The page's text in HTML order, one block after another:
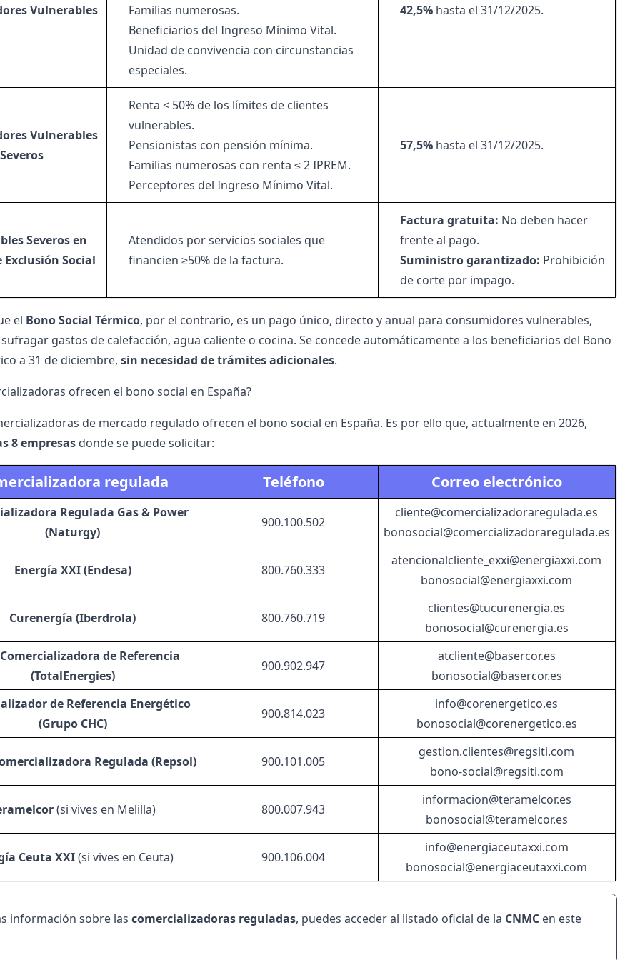
Vulnerables
Familias numerosas.
Beneficiarios del Ingreso Mínimo Vital.
Unidad de convivencia con circunstancias
especiales.
42,5%hasta el 31/12/2025.
Vulnerables
Severos
Renta < 50% de los límites de clientes
vulnerables.
Pensionistas con pensión mínima.
Familias numerosas con renta ≤ 2 IPREM.
Perceptores del Ingreso Mínimo Vital.
57,5%hasta el 31/12/2025.
Severos en
Exclusión Social
Atendidos por servicios sociales que
financien ≥50% de la factura.
Factura gratuita: No deben hacer
frente al pago.
Suministro garantizado: Prohibición
de corte por impago.
el Bono Social Térmico, por el contrario, es un pago único, directo y anual para consumidores vulnerables,
gastos de calefacción, agua caliente o cocina. Se concede automáticamente a los beneficiarios del Bono
a 31 de diciembre, sin necesidad de trámites adicionales.
ofrecen el bono social en España?
de mercado regulado ofrecen el bono social en España. Es por ello que, actualmente en 2026,
8 empresasdonde se puede solicitar:
regulada Teléfono Correo electrónico
Regulada Gas & Power
(Naturgy)
900.100.502
cliente@comercializadoraregulada.es
bonosocial@comercializadoraregulada.es
Energía XXI (Endesa) 800.760.333
atencionalcliente_exxi@energiaxxi.com
bonosocial@energiaxxi.com
Curenergía (Iberdrola) 800.760.719
clientes@tucurenergia.es
bonosocial@curenergia.es
de Referencia
(TotalEnergies)
900.902.947
atcliente@basercor.es
bonosocial@basercor.es
de Referencia Energético
(Grupo CHC)
900.814.023
info@corenergetico.es
bonosocial@corenergetico.es
Regulada (Repsol) 900.101.005
gestion.clientes@regsiti.com
bono-social@regsiti.com
(si vives en Melilla) 800.007.943
informacion@teramelcor.es
bonosocial@teramelcor.es
Ceuta XXI(si vives en Ceuta) 900.106.004
info@energiaceutaxxi.com
bonosocial@energiaceutaxxi.com
información sobre las comercializadoras reguladas, puedes acceder al listado oficial de la CNMCen este